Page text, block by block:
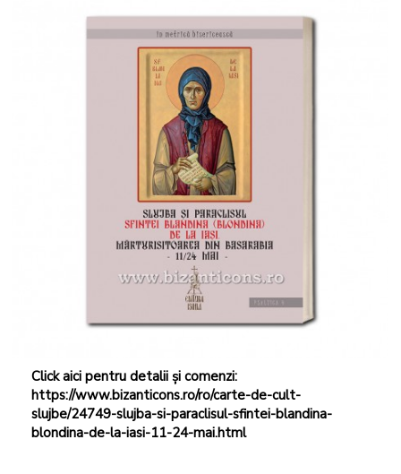
Click aici pentru detalii și comenzi:
https://www.bizanticons.ro/ro/carte-de-cult-
slujbe/24749-slujba-si-paraclisul-sfintei-blandina-
blondina-de-la-iasi-11-24-mai.html